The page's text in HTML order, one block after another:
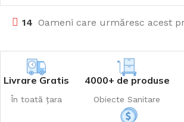
14 Oameni care urmăresc acest
Livrare Gratis
În toată țara
4000+ de produse
Obiecte Sanitare